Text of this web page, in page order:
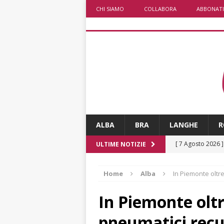
CHI SIAMO COLLABORA ABBONATI
ALBA BRA LANGHE
ULTIME NOTIZIE [ 7 Agosto 2026 ]
[ 7 Agosto 2026 ]
ALTRE NOTIZIE
Home Alba In Piemonte
In Piemonte